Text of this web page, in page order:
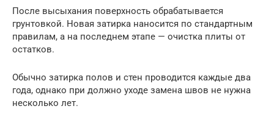
После высыхания поверхность обрабатывается
грунтовкой. Новая затирка наносится по стандартным
правилам, а на последнем этапе — очистка плиты от
остатков.
Обычно затирка полов и стен проводится каждые два
года, однако при должно уходе замена швов не нужна
несколько лет.